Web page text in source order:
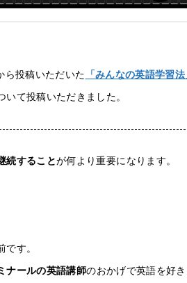
ら投稿いただいた 「みんなの英語学習法
いて投稿いただきました。
続することが何より重要になります。
す。
ナールの英語講師のおかげで英語を好き